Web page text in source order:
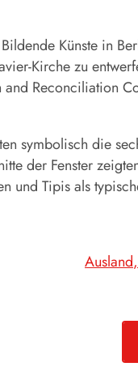
Künste in
Kirche zu
Reconciliation
symbolisch die
der Fenster
und Tipis als
Ausland